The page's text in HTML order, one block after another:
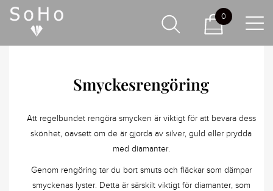
Smyckesrengöring
Att regelbundet rengöra smycken är viktigt för att bevara dess
skönhet, oavsett om de är gjorda av silver, guld eller prydda
med diamanter.
Genom rengöring tar du bort smuts och fläckar som dämpar
smyckenas lyster. Detta är särskilt viktigt för diamanter, som
0